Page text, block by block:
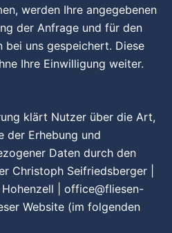
werden Ihre angegebenen
der Anfrage und für den
bei uns gespeichert. Diese
Ihre Einwilligung weiter.
klärt Nutzer über die Art,
der Erhebung und
Daten durch den
Christoph Seifriedsberger |
| office@fliesen-
Website (im folgenden